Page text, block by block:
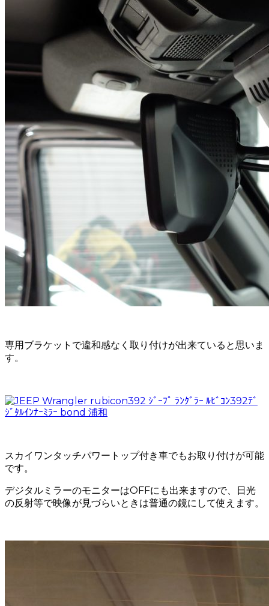
専用ブラケットで違和感なく取り付けが出来ていると思いま
す。
スカイワンタッチパワートップ付き車でもお取り付けが可能
です。
デジタルミラーのモニターはOFFにも出来ますので、日光
の反射等で映像が見づらいときは普通の鏡にして使えます。